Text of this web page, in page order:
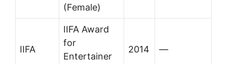
(Female)
IIFA
IIFA Award
for
Entertainer
2014 —